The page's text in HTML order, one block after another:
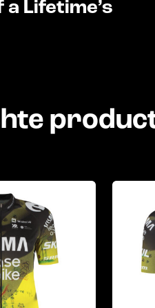
Lifetime’s